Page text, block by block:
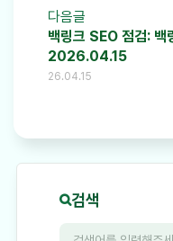
다음글
백링크 SEO 점검: 백
2026.04.15
26.04.15
검색